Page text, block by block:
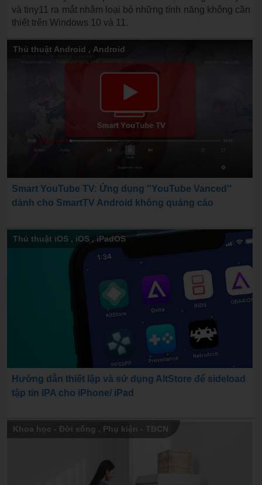
và tiny11 ra mắt nhằm loại bỏ những tính năng không cần
thiết trên Windows 10 và 11.
Thủ thuật Android , Android
Smart YouTube TV: Ứng dụng ''YouTube Vanced''
dành cho SmartTV Android không quảng cáo
Thủ thuật iOS , iOS ,iPadOS
Hướng dẫn thiết lập và sử dụng AltStore để sideload
tập tin IPA cho iPhone/ iPad
Khoa học - Đời sống , Phụ kiện - TBCN